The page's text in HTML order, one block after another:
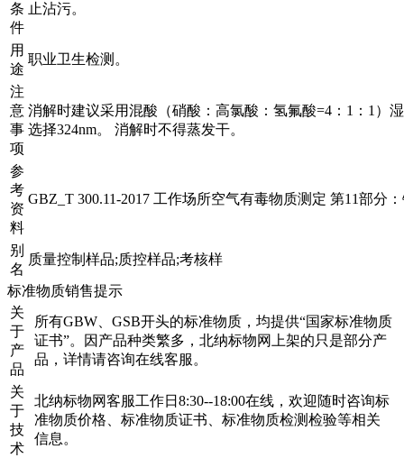
条
件
止沾污。
用
途
职业卫生检测。
注
意
事
项
消解时建议采用混酸（硝酸：高氯酸：氢氟酸=4：1：1）
选择324nm。 消解时不得蒸发干。
参
考
资
料
GBZ_T 300.11-2017 工作场所空气有毒物质测定 第11部分
别
名
质量控制样品;质控样品;考核样
标准物质销售提示
关
于
产
品
所有GBW、GSB开头的标准物质，均提供“国家标准物质
证书”。因产品种类繁多，北纳标物网上架的只是部分产
品，详情请咨询在线客服。
关
于
技
术
北纳标物网客服工作日8:30--18:00在线，欢迎随时咨询标
准物质价格、标准物质证书、标准物质检测检验等相关
信息。